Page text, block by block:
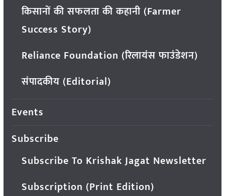
किसानों की सफलता की कहानी (Farmer
Success Story)
Reliance Foundation (रिलायंस फाउंडेशन)
संपादकीय (Editorial)
Events
Subscribe
Subscribe To Krishak Jagat Newsletter
Subscription (Print Edition)